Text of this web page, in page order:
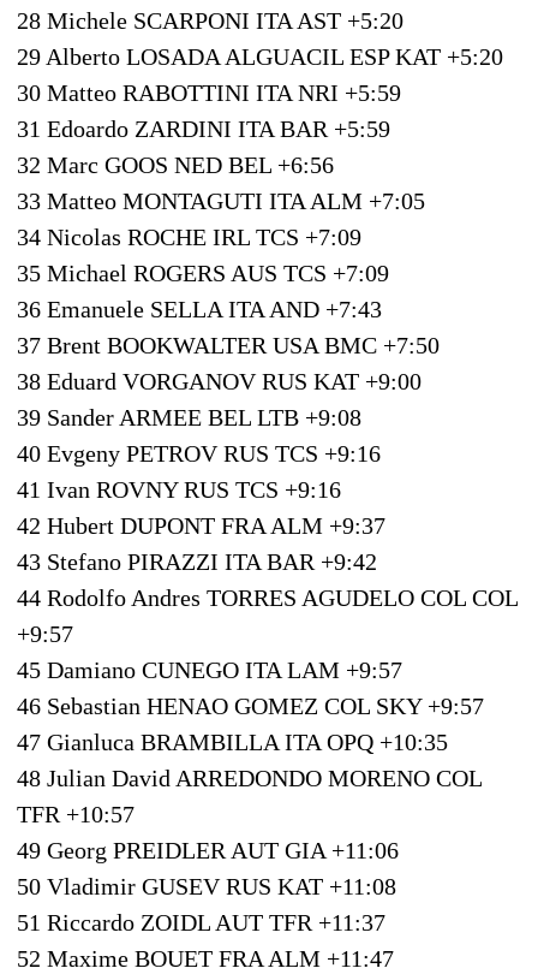
28 Michele SCARPONI ITA AST +5:20
29 Alberto LOSADA ALGUACIL ESP KAT +5:20
30 Matteo RABOTTINI ITA NRI +5:59
31 Edoardo ZARDINI ITA BAR +5:59
32 Marc GOOS NED BEL +6:56
33 Matteo MONTAGUTI ITA ALM +7:05
34 Nicolas ROCHE IRL TCS +7:09
35 Michael ROGERS AUS TCS +7:09
36 Emanuele SELLA ITA AND +7:43
37 Brent BOOKWALTER USA BMC +7:50
38 Eduard VORGANOV RUS KAT +9:00
39 Sander ARMEE BEL LTB +9:08
40 Evgeny PETROV RUS TCS +9:16
41 Ivan ROVNY RUS TCS +9:16
42 Hubert DUPONT FRA ALM +9:37
43 Stefano PIRAZZI ITA BAR +9:42
44 Rodolfo Andres TORRES AGUDELO COL COL
+9:57
45 Damiano CUNEGO ITA LAM +9:57
46 Sebastian HENAO GOMEZ COL SKY +9:57
47 Gianluca BRAMBILLA ITA OPQ +10:35
48 Julian David ARREDONDO MORENO COL
TFR +10:57
49 Georg PREIDLER AUT GIA +11:06
50 Vladimir GUSEV RUS KAT +11:08
51 Riccardo ZOIDL AUT TFR +11:37
52 Maxime BOUET FRA ALM +11:47